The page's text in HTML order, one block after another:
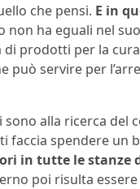
che pensi. E in
ha eguali nel
prodotti per la
può servire per
sono alla ricerca
faccia spendere un
in tutte le stanze
poi risulta